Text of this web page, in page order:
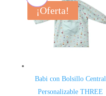
¡Oferta!
Babi con Bolsillo Central
Personalizable THREE
¡Oferta!
¡Oferta!
¡Oferta!